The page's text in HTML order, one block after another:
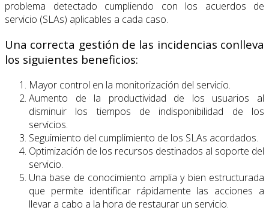
problema detectado cumpliendo con los acuerdos de
servicio (SLAs) aplicables a cada caso.
Una correcta gestión de las incidencias conlleva
los siguientes beneficios:
Mayor control en la monitorización del servicio.
Aumento de la productividad de los usuarios al
disminuir los tiempos de indisponibilidad de los
servicios.
Seguimiento del cumplimiento de los SLAs acordados.
Optimización de los recursos destinados al soporte del
servicio.
Una base de conocimiento amplia y bien estructurada
que permite identificar rápidamente las acciones a
llevar a cabo a la hora de restaurar un servicio.